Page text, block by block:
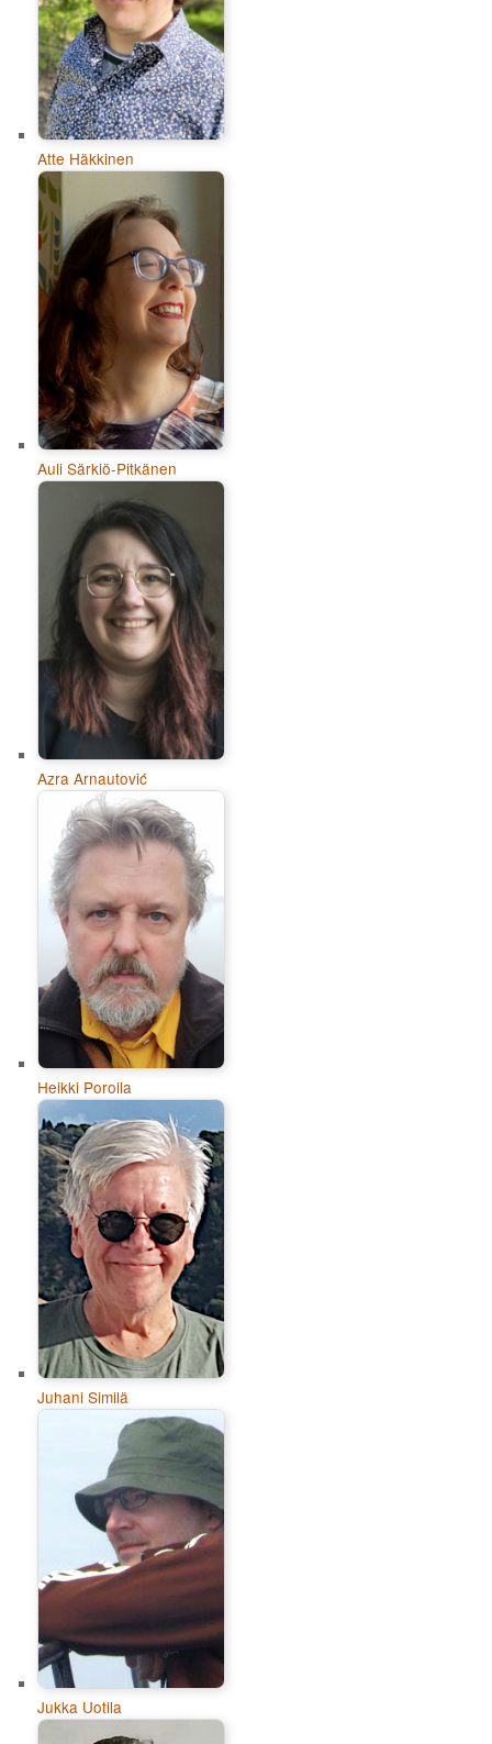
Atte Häkkinen
Auli Särkiö-Pitkänen
Azra Arnautović
Heikki Poroila
Juhani Similä
Jukka Uotila